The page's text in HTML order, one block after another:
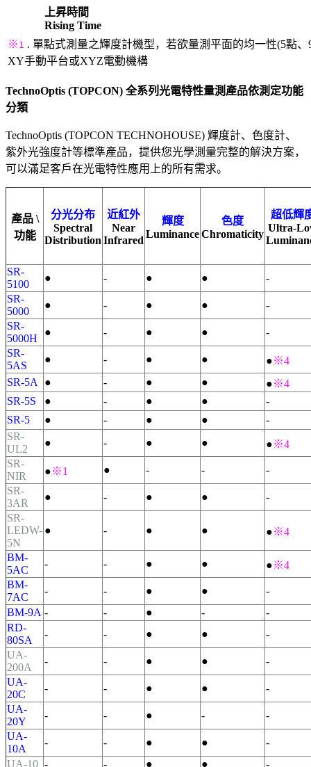
上昇時間
Rising Time
※ 1 . 單點式測量之輝度計機型，若欲量測平面的均一性(5點
XY手動平台或XYZ電動機構
TechnoOptis (TOPCON) 全系列光電特性量測產品依測定功能
分類
TechnoOptis (TOPCON TECHNOHOUSE) 輝度計、色度計、
紫外光強度計等標準產品，提供您光學測量完整的解決方案，
可以滿足客戶在光電特性應用上的所有需求。
產品 \
功能
分光分布
Spectral
Distribution
近紅外
Near
Infrared
輝度
Luminance
色度
Chromaticity
超低輝
Ultra-
SR-
5100
● - ● ●
-
SR-
5000
● - ● ●
-
SR-
5000H
● - ● ●
-
SR-
5AS
● - ● ● ●※4
SR-5A
● - ● ● ●※4
SR-5S
● - ● ●
-
SR-5
● - ● ●
-
SR-
UL2
● - ● ● ●※4
SR-
NIR
●※1 ● - -
-
SR-
3AR
● - ● ●
-
SR-
LEDW-
5N
● - ● ● ●※4
BM-
5AC
- - ● ● ●※4
BM-
7AC
- - ● ●
-
BM-9A - - ● -
-
RD-
80SA
- - ● ●
-
UA-
200A
- - ● ●
-
UA-
20C
- - ● ●
-
UA-
20Y
- - ● -
-
UA-
10A
- - ● ●
-
UA-10 - - ● ● -